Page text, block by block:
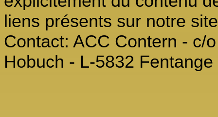
liens présents sur notre
Contact: ACC Contern - c/
Hobuch - L-5832